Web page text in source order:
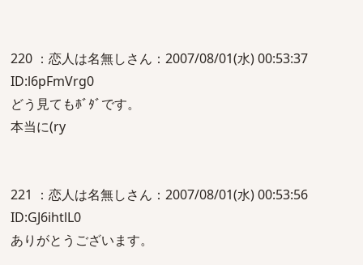
220 ：恋人は名無しさん：2007/08/01(水) 00:53:37
ID:l6pFmVrg0
どう見てもﾎﾞﾀﾞです。
本当に(ry
221 ：恋人は名無しさん：2007/08/01(水) 00:53:56
ID:GJ6ihtlL0
ありがとうございます。